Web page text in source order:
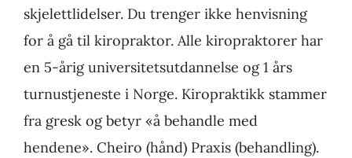
skjelettlidelser. Du trenger ikke henvisning
for å gå til kiropraktor. Alle kiropraktorer har
en 5-årig universitetsutdannelse og 1 års
turnustjeneste i Norge. Kiropraktikk stammer
fra gresk og betyr «å behandle med
hendene». Cheiro (hånd) Praxis (behandling).